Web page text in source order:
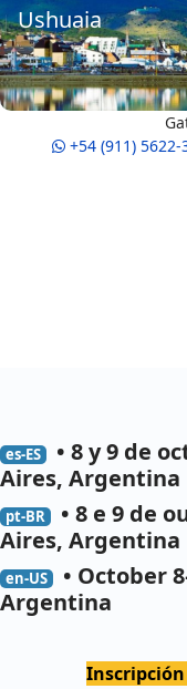
Ushuaia
+54 (911) 5622-
es-ES
• 8 y 9 de
Aires, Argentina
pt-BR
• 8 e 9 de
Aires, Argentina
en-US
• October
Argentina